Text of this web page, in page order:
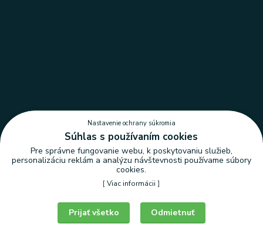
Nastavenie ochrany súkromia
Nastavenie ochrany súkromia
Súhlas s používaním cookies
Pre správne fungovanie webu, k poskytovaniu služieb,
personalizáciu reklám a analýzu návštevnosti používame súbory
cookies.
[Viac informácii ]
Odmietnuť
Prijať všetko